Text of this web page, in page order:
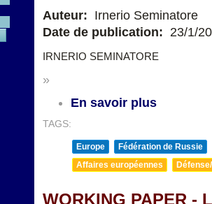
Auteur: Irnerio Seminatore
Date de publication: 23/1/
IRNERIO SEMINATORE
»
En savoir plus
TAGS:
Europe
Fédération de Russie
Affaires européennes
WORKING PAPER -